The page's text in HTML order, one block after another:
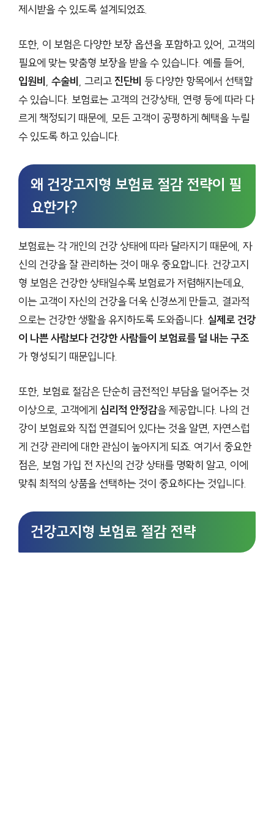
제시받을 수 있도록 설계되었죠.
또한, 이 보험은 다양한 보장 옵션을 포함하고 있어, 고객의
필요에 맞는 맞춤형 보장을 받을 수 있습니다. 예를 들어,
입원비, 수술비, 그리고 진단비 등 다양한 항목에서 선택할
수 있습니다. 보험료는 고객의 건강상태, 연령 등에 따라 다
르게 책정되기 때문에, 모든 고객이 공평하게 혜택을 누릴
수 있도록 하고 있습니다.
왜 건강고지형 보험료 절감 전략이 필
요한가?
보험료는 각 개인의 건강 상태에 따라 달라지기 때문에, 자
신의 건강을 잘 관리하는 것이 매우 중요합니다. 건강고지
형 보험은 건강한 상태일수록 보험료가 저렴해지는데요,
이는 고객이 자신의 건강을 더욱 신경쓰게 만들고, 결과적
으로는 건강한 생활을 유지하도록 도와줍니다. 실제로 건강
이 나쁜 사람보다 건강한 사람들이 보험료를 덜 내는 구조
가 형성되기 때문입니다.
또한, 보험료 절감은 단순히 금전적인 부담을 덜어주는 것
이상으로, 고객에게 심리적 안정감을 제공합니다. 나의 건
강이 보험료와 직접 연결되어 있다는 것을 알면, 자연스럽
게 건강 관리에 대한 관심이 높아지게 되죠. 여기서 중요한
점은, 보험 가입 전 자신의 건강 상태를 명확히 알고, 이에
맞춰 최적의 상품을 선택하는 것이 중요하다는 것입니다.
건강고지형 보험료 절감 전략